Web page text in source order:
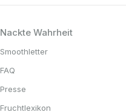
Nackte Wahrheit
Smoothletter
FAQ
Presse
Fruchtlexikon